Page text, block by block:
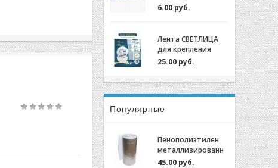
(ХОЗАГРО) с
замком для
для теплиц
оцинкованный,
0,7мм (2м)
6.00 руб.
Лента СВЕТЛИЦА
для крепления
пленки к теплице
длина 30м, ширина
3 см, 700 мкм
25.00 руб.
Популярные
Пенополиэтилен
металлизированн
ый (НПЭ 2-120-25)
45.00 руб.